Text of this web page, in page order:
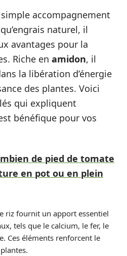
simple accompagnement
naturel, il
avantages pour la
Riche en amidon, il
la libération d’énergie
des plantes. Voici
qui expliquent
bénéfique pour vos
de pied de tomate
en pot ou en plein
riz fournit un apport essentiel
tels que le calcium, le fer, le
Ces éléments renforcent le